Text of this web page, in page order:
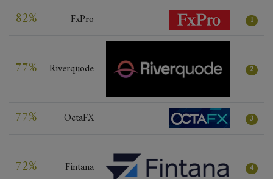
82% FxPro 1
77% Riverquode 2
77% OctaFX 3
72% Fintana 4